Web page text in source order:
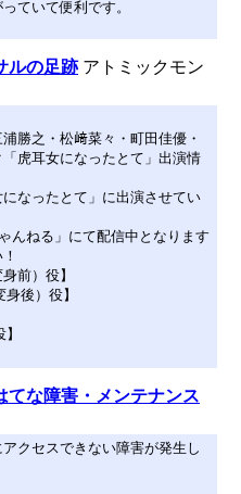
ていて便利です。
ルの足跡 アトミックモン
勝之・松﨑菜々・町田佳優・
虎耳女になったとて」出演情
なったとて」に出演させてい
んねる」にて配信中となります
前）役】
後）役】
てな障害・メンテナンス
クセスできない障害が発生し